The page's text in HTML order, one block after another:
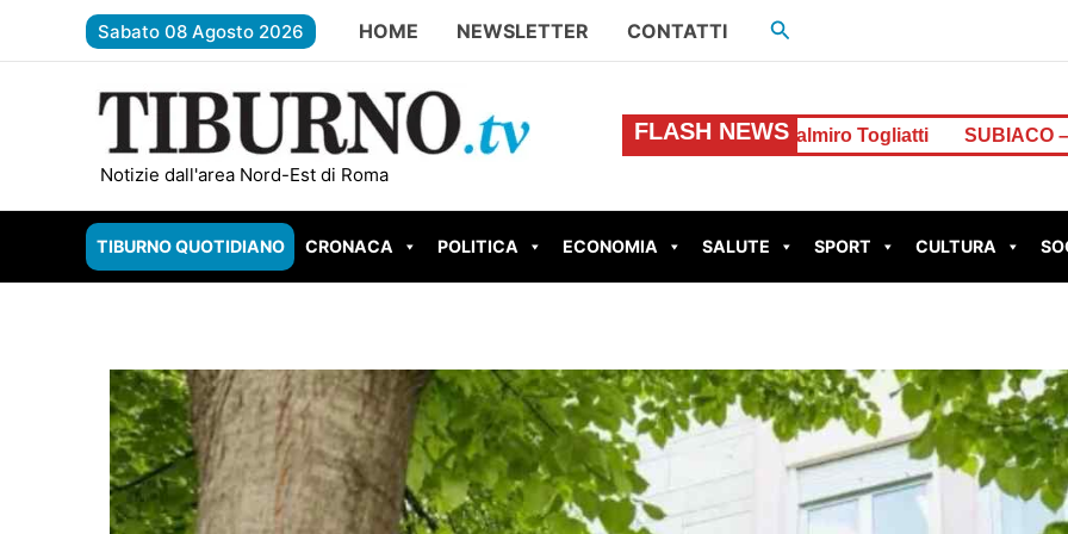
Sabato 08 Agosto 2026 HOME NEWSLETTER CONTATTI Cerca
Notizie dall'area Nord-Est di Roma
FLASH NEWS
ROMA EST – Il giardiniere gambiano spaccia alla stazione Palmiro Togliatti SUBIACO – Scout colpito da un
TIBURNO QUOTIDIANO CRONACA POLITICA ECONOMIA SALUTE SPORT CULTURA